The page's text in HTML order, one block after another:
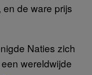
de ware prijs
Naties zich
wereldwijde